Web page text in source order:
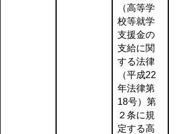
（高等学
校等就学
支援金の
支給に関
する法律
（平成22
年法律第
18号）第
２条に規
定する高